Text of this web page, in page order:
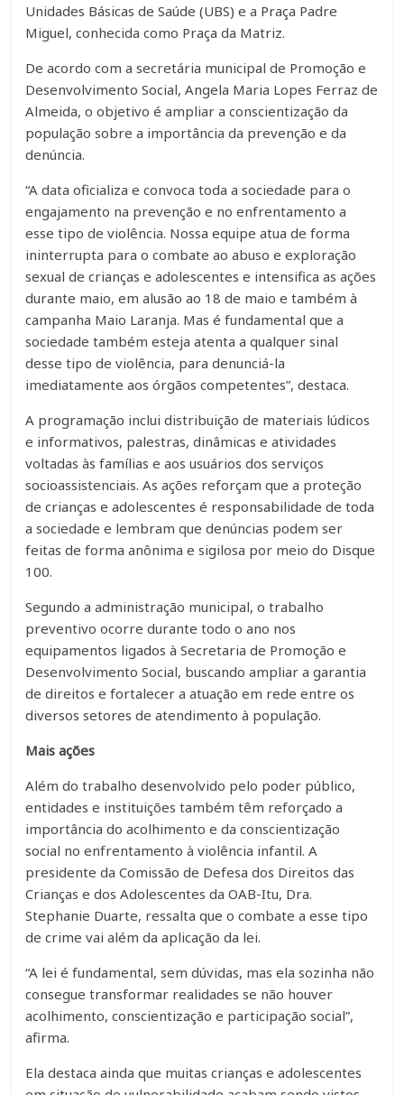
Unidades Básicas de Saúde (UBS) e a Praça Padre
Miguel, conhecida como Praça da Matriz.
De acordo com a secretária municipal de Promoção e
Desenvolvimento Social, Angela Maria Lopes Ferraz de
Almeida, o objetivo é ampliar a conscientização da
população sobre a importância da prevenção e da
denúncia.
“A data oficializa e convoca toda a sociedade para o
engajamento na prevenção e no enfrentamento a
esse tipo de violência. Nossa equipe atua de forma
ininterrupta para o combate ao abuso e exploração
sexual de crianças e adolescentes e intensifica as ações
durante maio, em alusão ao 18 de maio e também à
campanha Maio Laranja. Mas é fundamental que a
sociedade também esteja atenta a qualquer sinal
desse tipo de violência, para denunciá-la
imediatamente aos órgãos competentes”, destaca.
A programação inclui distribuição de materiais lúdicos
e informativos, palestras, dinâmicas e atividades
voltadas às famílias e aos usuários dos serviços
socioassistenciais. As ações reforçam que a proteção
de crianças e adolescentes é responsabilidade de toda
a sociedade e lembram que denúncias podem ser
feitas de forma anônima e sigilosa por meio do Disque
100.
Segundo a administração municipal, o trabalho
preventivo ocorre durante todo o ano nos
equipamentos ligados à Secretaria de Promoção e
Desenvolvimento Social, buscando ampliar a garantia
de direitos e fortalecer a atuação em rede entre os
diversos setores de atendimento à população.
Mais ações
Além do trabalho desenvolvido pelo poder público,
entidades e instituições também têm reforçado a
importância do acolhimento e da conscientização
social no enfrentamento à violência infantil. A
presidente da Comissão de Defesa dos Direitos das
Crianças e dos Adolescentes da OAB-Itu, Dra.
Stephanie Duarte, ressalta que o combate a esse tipo
de crime vai além da aplicação da lei.
“A lei é fundamental, sem dúvidas, mas ela sozinha não
consegue transformar realidades se não houver
acolhimento, conscientização e participação social”,
afirma.
Ela destaca ainda que muitas crianças e adolescentes